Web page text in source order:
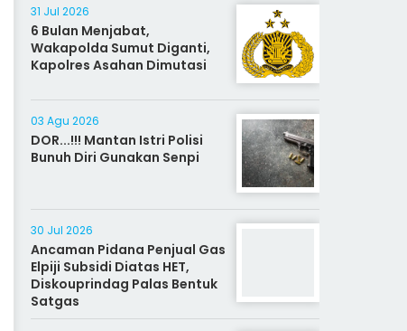
31 Jul 2026
6 Bulan Menjabat,
Wakapolda Sumut Diganti,
Kapolres Asahan Dimutasi
03 Agu 2026
DOR...!!! Mantan Istri Polisi
Bunuh Diri Gunakan Senpi
30 Jul 2026
Ancaman Pidana Penjual Gas
Elpiji Subsidi Diatas HET,
Diskouprindag Palas Bentuk
Satgas